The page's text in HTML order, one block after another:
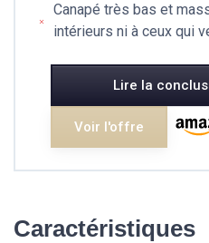
Canapé très bas et
intérieurs ni à ceux qui
Lire la
Voir l'offre
Caractéristiques